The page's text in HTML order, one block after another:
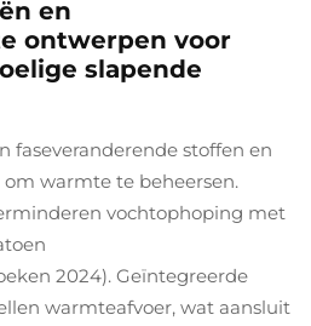
en
ontwerpen voor
slapende
faseveranderende stoffen en
warmte te beheersen.
vochtophoping met
2024). Geïntegreerde
warmteafvoer, wat aansluit